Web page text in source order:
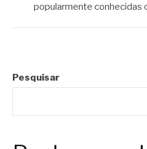
popularmente conhecidas
Pesquisar